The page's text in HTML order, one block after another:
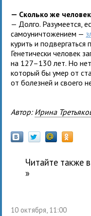
— Сколько же
— Долго. Разумеется,
самоуничтожением —
курить и подвергаться
Генетически человек
на 127–130 лет. Но
который бы умер от
от болезней и своего
Автор: Ирина
Читайте также
»
10 октября, 11:00